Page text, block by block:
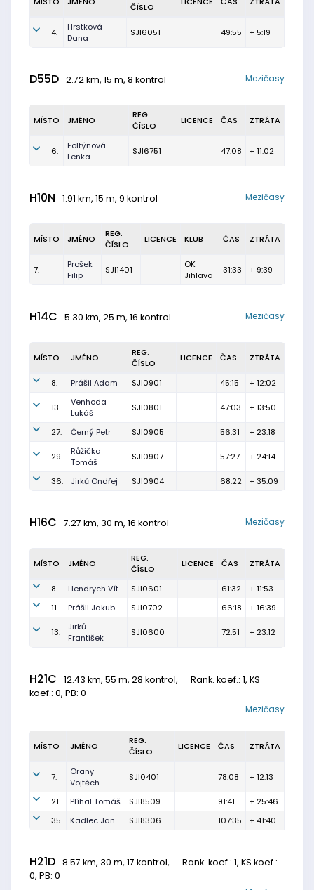
ČÍSLO
4.
Hrstková
Dana
SJI6051 49:55 + 5:19
D55D 2.72 km, 15 m, 8 kontrol Mezičasy
MÍSTO JMÉNO
REG.
ČÍSLO
LICENCE ČAS ZTRÁTA
6.
Foltýnová
Lenka
SJI6751 47:08 + 11:02
H10N 1.91 km, 15 m, 9 kontrol Mezičasy
MÍSTO JMÉNO
REG.
ČÍSLO
LICENCE KLUB ČAS ZTRÁTA
7.
Prošek
Filip
SJI1401
OK
Jihlava
31:33 + 9:39
H14C 5.30 km, 25 m, 16 kontrol Mezičasy
MÍSTO JMÉNO
REG.
ČÍSLO
LICENCE ČAS ZTRÁTA
8. Prášil Adam SJI0901 45:15 + 12:02
13.
Venhoda
Lukáš
SJI0801 47:03 + 13:50
27. Černý Petr SJI0905 56:31 + 23:18
29.
Růžička
Tomáš
SJI0907 57:27 + 24:14
36. Jirků Ondřej SJI0904 68:22 + 35:09
H16C 7.27 km, 30 m, 16 kontrol Mezičasy
MÍSTO JMÉNO
REG.
ČÍSLO
LICENCE ČAS ZTRÁTA
8. Hendrych Vít SJI0601 61:32
+ 11:53
11.
Prášil Jakub SJI0702 66:18 + 16:39
13.
Jirků
František
SJI0600 72:51 + 23:12
H21C 12.43 km, 55 m, 28 kontrol, Rank. koef.: 1, KS
koef.: 0, PB: 0
Mezičasy
MÍSTO JMÉNO
REG.
ČÍSLO
LICENCE ČAS ZTRÁTA
7.
Orany
Vojtěch
SJI0401 78:08 + 12:13
21. Plíhal Tomáš SJI8509 91:41
+ 25:46
35.
Kadlec Jan SJI8306 107:35 + 41:40
H21D 8.57 km, 30 m, 17 kontrol, Rank. koef.: 1, KS koef.:
0, PB: 0